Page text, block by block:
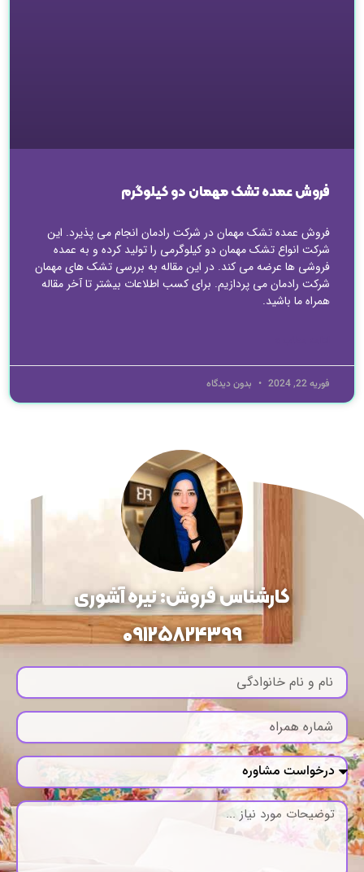
فروش عمده تشک مهمان دو کیلوگرم
فروش عمده تشک مهمان در شرکت رادمان انجام می پذیرد. این
شرکت انواع تشک مهمان دو کیلوگرمی را تولید کرده و به عمده
فروشی ها عرضه می کند. در این مقاله به بررسی تشک های مهمان
شرکت رادمان می پردازیم. برای کسب اطلاعات بیشتر تا آخر مقاله
همراه ما باشید.
فوریه 22, 2024 بدون دیدگاه
کارشناس فروش: نیره آشوری
09125824399